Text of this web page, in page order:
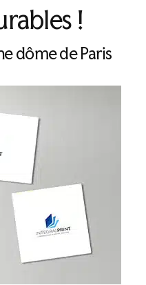
!
dôme de Paris